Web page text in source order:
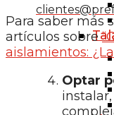
Para saber más
artículos sobre
aislamientos:
Optar